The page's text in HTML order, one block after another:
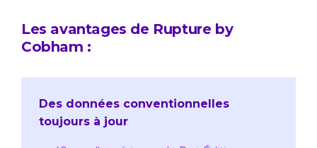
Les avantages de Rupture by
Cobham :
Des données conventionnelles
toujours à jour